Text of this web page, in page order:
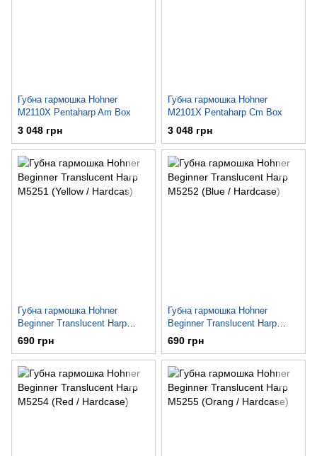
Губна гармошка Hohner
M2110X Pentaharp Am Box
3 048 грн
Губна гармошка Hohner
M2101X Pentaharp Cm Box
3 048 грн
Губна гармошка Hohner
Beginner Translucent Harp
M5251 (Yellow / Hardcas)
690 грн
Губна гармошка Hohner
Beginner Translucent Harp
M5252 (Blue / Hardcase)
690 грн